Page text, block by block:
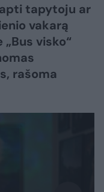
tapytoju ar
vakarą
visko“
rašoma